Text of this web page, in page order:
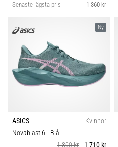
Senaste lägsta pris 1 360 kr
Ny
ASICS
Kvinnor
Novablast 6 - Blå
1 800 kr
1 710 kr